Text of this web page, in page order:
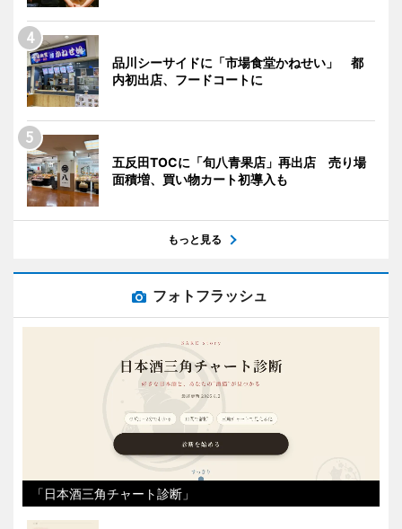
品川シーサイドに「市場食堂かねせい」 都
内初出店、フードコートに
五反田TOCに「旬八青果店」再出店 売り場
面積増、買い物カート初導入も
もっと見る
フォトフラッシュ
「日本酒三角チャート診断」